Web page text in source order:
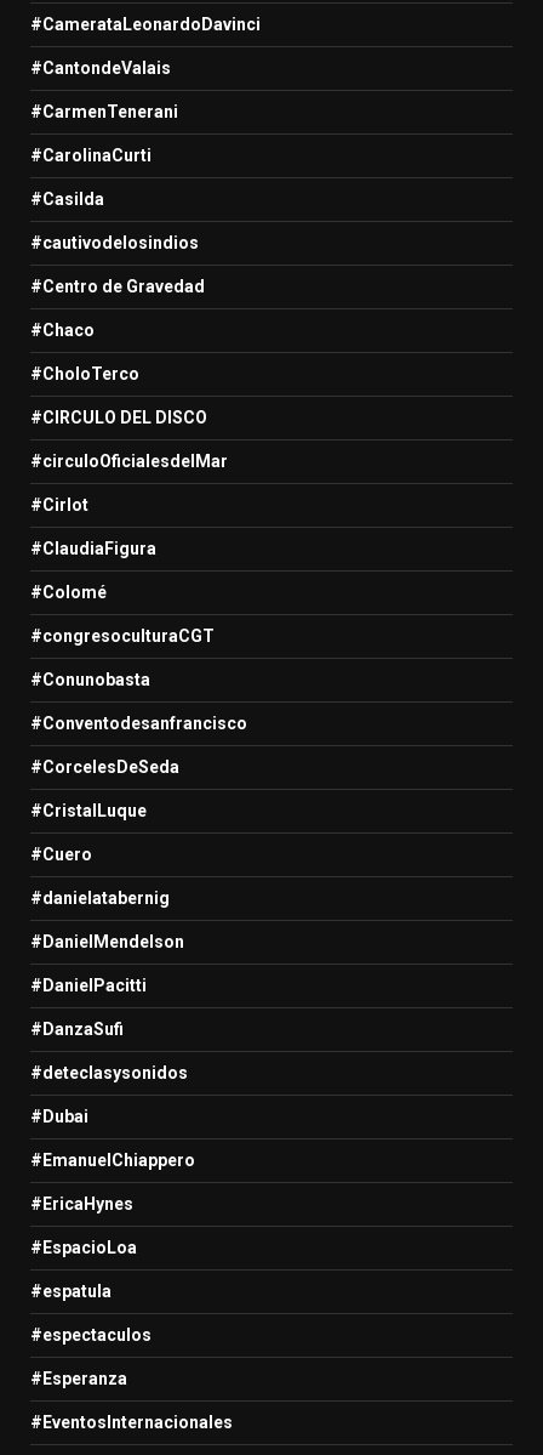
#CamerataLeonardoDavinci
#CantondeValais
#CarmenTenerani
#CarolinaCurti
#Casilda
#cautivodelosindios
#Centro de Gravedad
#Chaco
#CholoTerco
#CIRCULO DEL DISCO
#circuloOficialesdelMar
#Cirlot
#ClaudiaFigura
#Colomé
#congresoculturaCGT
#Conunobasta
#Conventodesanfrancisco
#CorcelesDeSeda
#CristalLuque
#Cuero
#danielatabernig
#DanielMendelson
#DanielPacitti
#DanzaSufi
#deteclasysonidos
#Dubai
#EmanuelChiappero
#EricaHynes
#EspacioLoa
#espatula
#espectaculos
#Esperanza
#EventosInternacionales